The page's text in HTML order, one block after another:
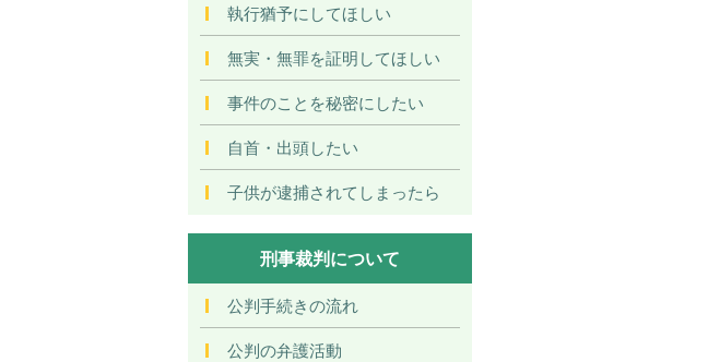
執行猶予にしてほしい
無実・無罪を証明してほしい
事件のことを秘密にしたい
自首・出頭したい
子供が逮捕されてしまったら
刑事裁判について
公判手続きの流れ
公判の弁護活動